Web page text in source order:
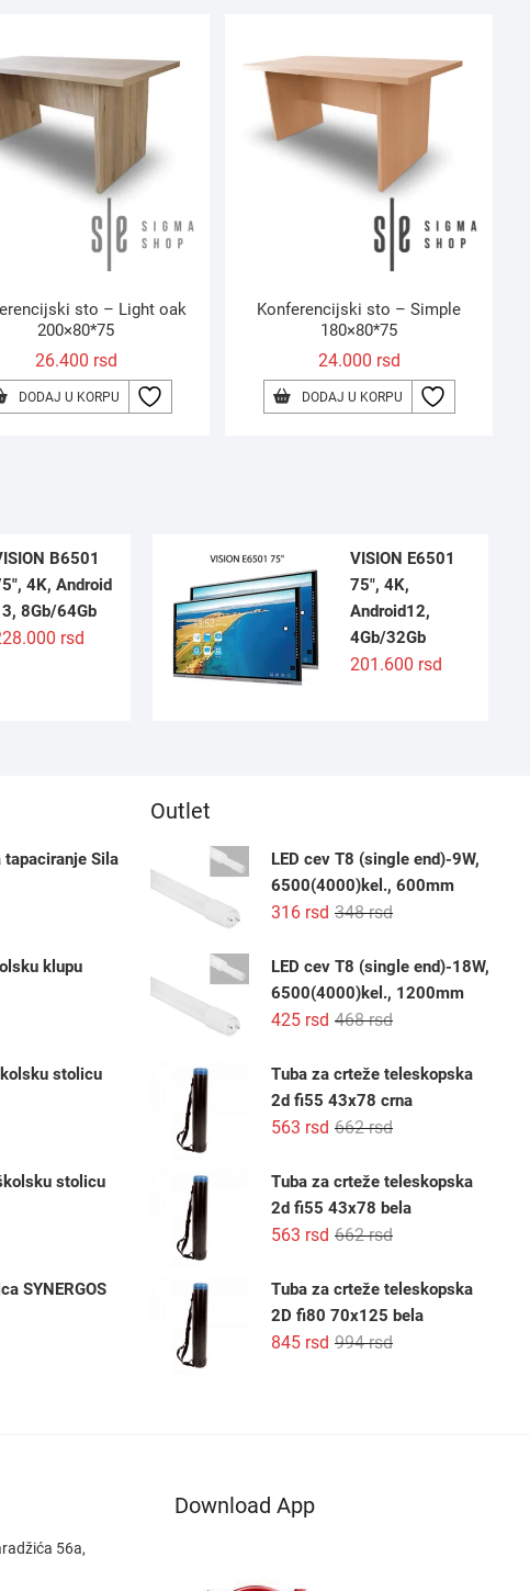
sto – Light oak
200×80*75
26.400 rsd
DODAJ U KORPU
Konferencijski sto – Simple
180×80*75
24.000 rsd
DODAJ U KORPU
B6501
4K, Android
8Gb/64Gb
rsd
VISION E6501
75″, 4K,
Android12,
4Gb/32Gb
201.600 rsd
tapaciranje Sila
klupu
stolicu
stolicu
SYNERGOS
Outlet
LED cev T8 (single end)-9W,
6500(4000)kel., 600mm
348rsdOriginalna
je
bila:
316 rsd
Trenutna
je:
316 rsd.
LED cev T8 (single end)-18W,
6500(4000)kel., 1200mm
468rsdOriginalna
je
bila:
425 rsd
Trenutna
je:
425 rsd.
Tuba za crteže teleskopska
2d fi55 43x78 crna
662rsdOriginalna
je
bila:
563 rsd
Trenutna
je:
563 rsd.
Tuba za crteže teleskopska
2d fi55 43x78 bela
662rsdOriginalna
je
bila:
563 rsd
Trenutna
je:
563 rsd.
Tuba za crteže teleskopska
2D fi80 70x125 bela
994rsdOriginalna
845 rsd
Trenutna
56a,
Download App